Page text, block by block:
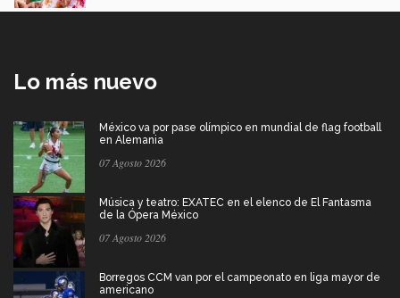
Lo más nuevo
México va por pase olímpico en mundial de flag football
en Alemania
07 Agosto 2026
Música y teatro: EXATEC en el elenco de El Fantasma
de la Ópera México
07 Agosto 2026
Borregos CCM van por el campeonato en liga mayor de
americano